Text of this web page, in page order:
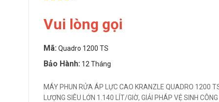
Vui lòng gọi
Mã: Quadro 1200 TS
Bảo Hành: 12 Tháng
MÁY PHUN RỬA ÁP LỰC CAO KRANZLE QUADRO 1200
LƯỢNG SIÊU LỚN 1.140 LÍT/GIỜ, GIẢI PHÁP VỆ SINH